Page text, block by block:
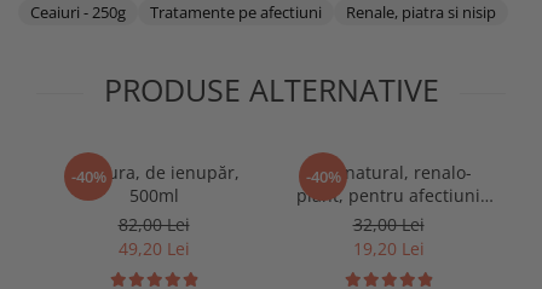
Ceaiuri - 250g
Tratamente pe afectiuni Renale, piatra si nisip
PRODUSE ALTERNATIVE
-40%
Tinctura, de ienupăr,
500ml
82,00 Lei
49,20 Lei
-40%
Ceai natural, renalo-
plant, pentru afectiuni
renale, 100g
32,00 Lei
19,20 Lei